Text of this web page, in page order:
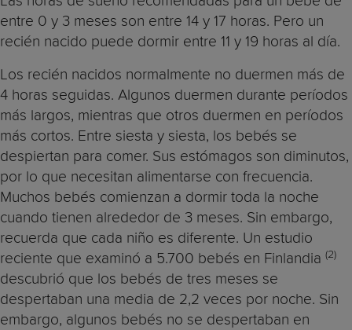
entre 0 y 3 meses son entre 14 y 17 horas. Pero un
recién nacido puede dormir entre 11 y 19 horas al día.
Los recién nacidos normalmente no duermen más de
4 horas seguidas. Algunos duermen durante períodos
más largos, mientras que otros duermen en períodos
más cortos. Entre siesta y siesta, los bebés se
despiertan para comer. Sus estómagos son diminutos,
por lo que necesitan alimentarse con frecuencia.
Muchos bebés comienzan a dormir toda la noche
cuando tienen alrededor de 3 meses. Sin embargo,
recuerda que cada niño es diferente. Un estudio
reciente que examinó a 5.700 bebés en Finlandia (2)
descubrió que los bebés de tres meses se
despertaban una media de 2,2 veces por noche. Sin
embargo, algunos bebés no se despertaban en